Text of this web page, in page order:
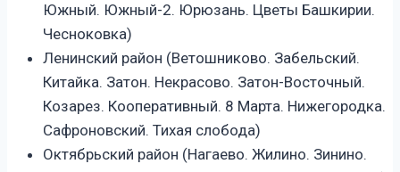
Южный. Южный-2. Юрюзань. Цветы Башкирии.
Чесноковка)
Ленинский район (Ветошниково. Забельский.
Китайка. Затон. Некрасово. Затон-Восточный.
Козарез. Кооперативный. 8 Марта. Нижегородка.
Сафроновский. Тихая слобода)
Октябрьский район (Нагаево. Жилино. Зинино.